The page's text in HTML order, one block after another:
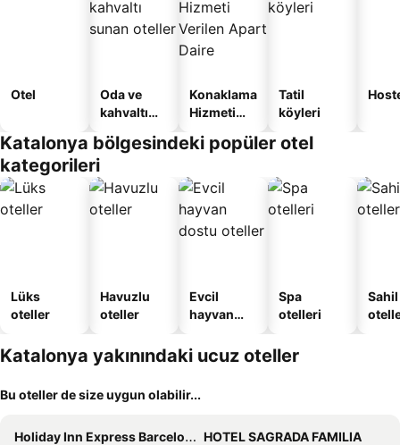
Otel
Oda ve
kahvaltı
oteller
Konaklama
Hizmeti
Apart
Tatil
köyleri
Katalonya bölgesindeki popüler otel
kategorileri
Lüks
oteller
Havuzlu
oteller
Evcil
hayvan
oteller
Spa
otelleri
Sahil
Katalonya yakınındaki ucuz oteller
Bu oteller de size uygun olabilir...
Holiday Inn Express Barcelona - City 22@ By Ihg
HOTEL SAGRADA FAMILIA